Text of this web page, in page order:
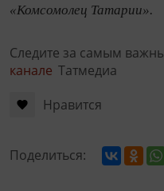
«Комсомолец Татарии».
Следите за самым
канале Татмедиа
Нравится
Поделиться: